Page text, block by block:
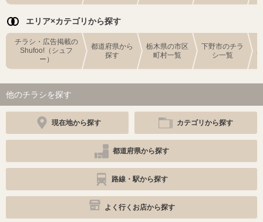
エリア×カテゴリから探す
チラシ・広告掲載の
Shufoo!（シュフ
ー）
都道府県から
探す
栃木県の市区
町村一覧
下野市のチラ
シ一覧
他のチラシを探す
現在地から探す カテゴリから探す
都道府県から探す
路線・駅から探す
よく行くお店から探す